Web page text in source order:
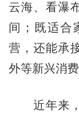
云海、看瀑
间；既适合
营，还能承
外等新兴消费
近年来，